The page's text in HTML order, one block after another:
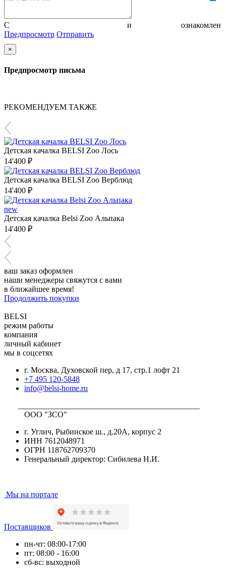
С и
ознакомлен
Предпросмотр Отправить
×
Предпросмотр письма
РЕКОМЕНДУЕМ ТАКЖЕ
Детская качалка BELSI Zoo Лось
14'400 ₽
Детская качалка BELSI Zoo Верблюд
14'400 ₽
new
Детская качалка Belsi Zoo Альпака
14'400 ₽
ваш заказ оформлен
наши менеджеры свяжутся с вами
в ближайшее время!
Продолжить покупки
BELSI
режим работы
компания
личный кабинет
мы в соцсетях
г. Москва, Духовской пер, д 17, стр.1 лофт 21
+7 495 120-5848
info@belsi-home.ru
ООО "ЗСО"
г. Углич, Рыбинское ш., д.20А, корпус 2
ИНН 7612048971
ОГРН 118762709370
Генеральный директор: Сибилева Н.И.
Мы на портале
Поставщиков
пн-чт: 08:00-17:00
пт: 08:00 - 16:00
сб-вс: выходной